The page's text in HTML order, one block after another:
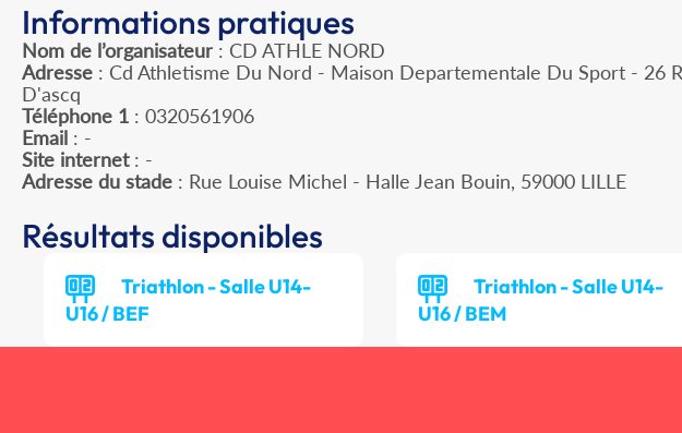
Informations pratiques
Nom de l’organisateur : CD ATHLE NORD
Adresse : Cd Athletisme Du Nord - Maison Departementale Du Sport - 26
D'ascq
Téléphone 1 : 0320561906
Email : -
Site internet: -
Adresse du stade : Rue Louise Michel - Halle Jean Bouin, 59000 LILLE
Résultats disponibles
Triathlon - Salle U14-
U16 / BEF
Triathlon - Salle U14-
U16 / BEM